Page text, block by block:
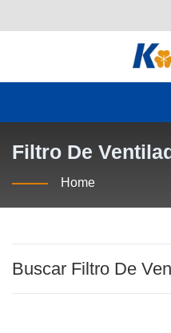
Filtro De
KOWA AIR
LTD.
Home
Buscar Filtro De